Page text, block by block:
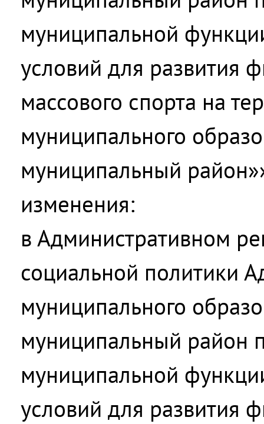
муниципальной
условий для развития
массового спорта на
муниципального
муниципальный
изменения:
в Административном
социальной политики
муниципального
муниципальный район
муниципальной
условий для развития